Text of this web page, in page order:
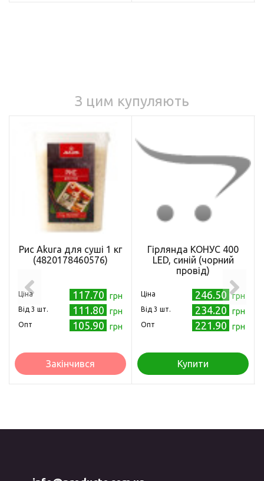
З цим купуляють
Рис Akura для суші 1 кг
(4820178460576)
Ціна 117.70 грн
Від 3 шт. 111.80 грн
Опт 105.90 грн
Закінчився
Гірлянда КОНУС 400
LED, синій (чорний
провід)
Ціна 246.50 грн
Від 3 шт. 234.20 грн
Опт 221.90 грн
Купити